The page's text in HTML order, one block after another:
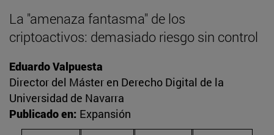
La "amenaza fantasma" de los
criptoactivos: demasiado riesgo sin control
Eduardo Valpuesta
Director del Máster en Derecho Digital de la
Universidad de Navarra
Publicado en: Expansión